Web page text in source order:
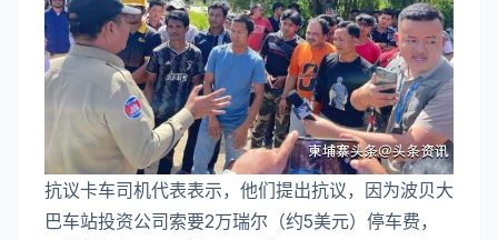
抗议卡车司机代表表示，他们提出抗议，因为波贝大
巴车站投资公司索要2万瑞尔（约5美元）停车费，